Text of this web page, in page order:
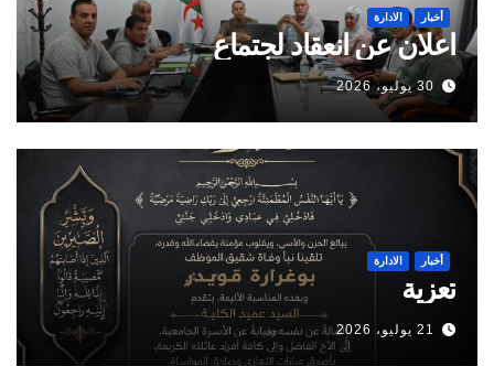
أخبار الادارة
اعلان عن انعقاد لجتماع
30 يوليو، 2026
أخبار الادارة
تعزية
21 يوليو، 2026